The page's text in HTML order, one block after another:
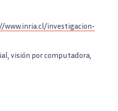
www.inria.cl/investigacion-
visión por computadora,